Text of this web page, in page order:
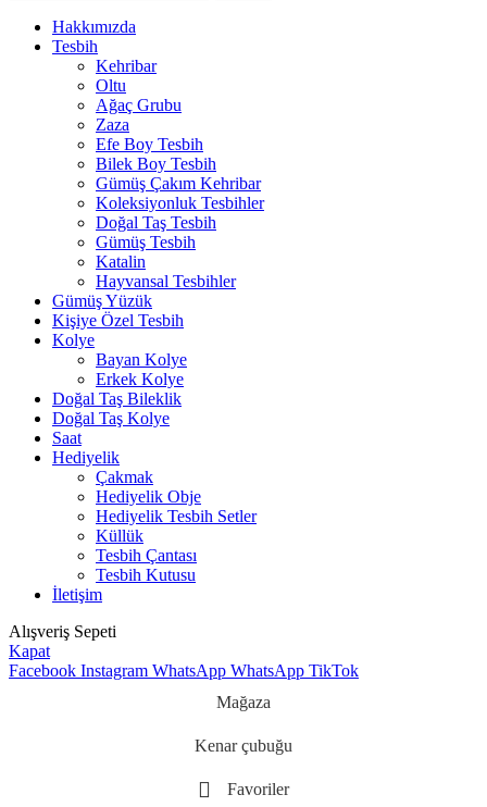
Hakkımızda
Tesbih
Kehribar
Oltu
Ağaç Grubu
Zaza
Efe Boy Tesbih
Bilek Boy Tesbih
Gümüş Çakım Kehribar
Koleksiyonluk Tesbihler
Doğal Taş Tesbih
Gümüş Tesbih
Katalin
Hayvansal Tesbihler
Gümüş Yüzük
Kişiye Özel Tesbih
Kolye
Bayan Kolye
Erkek Kolye
Doğal Taş Bileklik
Doğal Taş Kolye
Saat
Hediyelik
Çakmak
Hediyelik Obje
Hediyelik Tesbih Setler
Küllük
Tesbih Çantası
Tesbih Kutusu
İletişim
Alışveriş Sepeti
Kapat
Facebook Instagram WhatsApp WhatsApp TikTok
Mağaza
Kenar çubuğu
Favoriler